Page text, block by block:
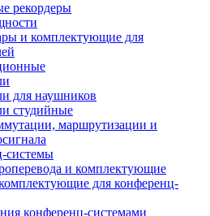
рекордеры
и комплектующие для
для наушников
студийные
маршрутизации и
системы
и комплектующие
для конференц-
конференц-системами